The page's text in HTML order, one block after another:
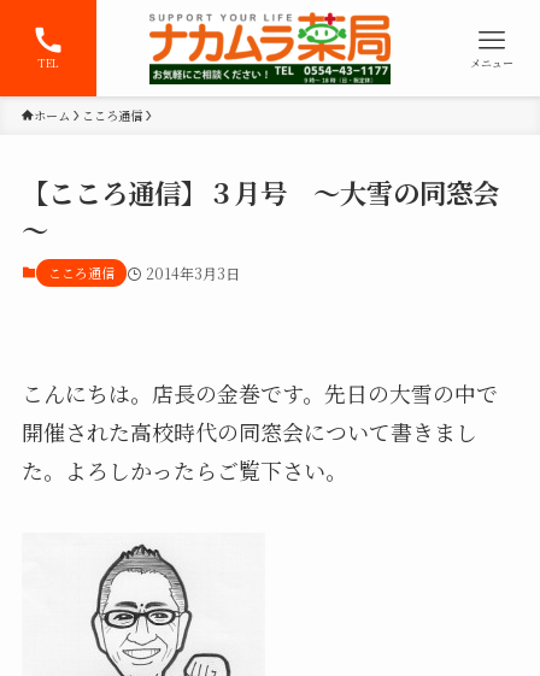
TEL メニュー
ホーム こころ通信
【こころ通信】３月号 ～大雪の同窓会
～
こころ通信 2014年3月3日
こんにちは。店長の金巻です。先日の大雪の中で
開催された高校時代の同窓会について書きまし
た。よろしかったらご覧下さい。